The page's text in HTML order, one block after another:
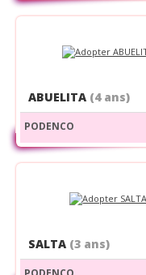
ABUELITA (4 ans)
PODENCO
SALTA (3 ans)